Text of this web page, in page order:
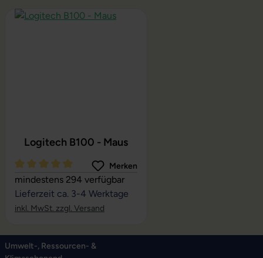
Produktgalerie überspringen
Logitech B100 - Maus
Durchschnittliche Bewertung von 5 von 5 Sternen
Merken
mindestens 294 verfügbar
Lieferzeit ca. 3-4 Werktage
inkl. MwSt. zzgl. Versand
Umwelt-, Ressourcen- &